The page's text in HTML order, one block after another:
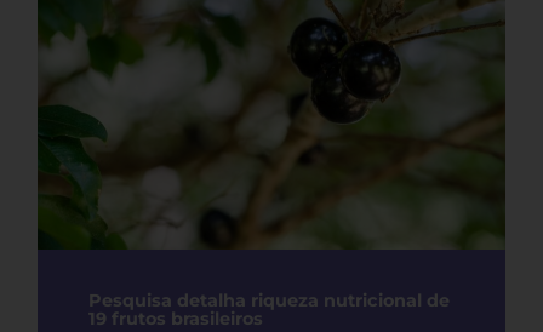
Pesquisa detalha riqueza nutricional de
19 frutos brasileiros